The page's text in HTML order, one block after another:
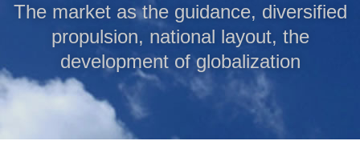
The market as the guidance, diversified
propulsion, national layout, the
development of globalization